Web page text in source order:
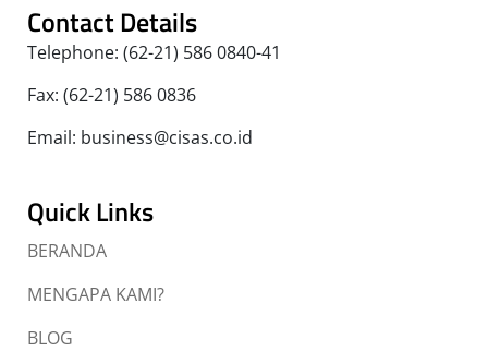
Contact Details
Telephone: (62-21) 586 0840-41
Fax: (62-21) 586 0836
Email: business@cisas.co.id
Quick Links
BERANDA
MENGAPA KAMI?
BLOG